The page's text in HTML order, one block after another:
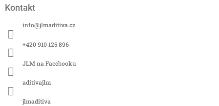
Kontakt
info@jlmaditiva.cz
+420 910 125 896
JLM na Facebooku
aditivajlm
jlmaditiva